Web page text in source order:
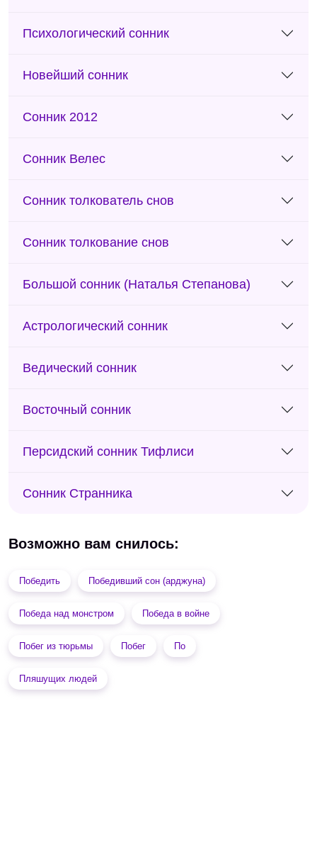
Психологический сонник
Новейший сонник
Сонник 2012
Сонник Велес
Сонник толкователь снов
Сонник толкование снов
Большой сонник (Наталья Степанова)
Астрологический сонник
Ведический сонник
Восточный сонник
Персидский сонник Тифлиси
Сонник Странника
Возможно вам снилось:
Победить Победивший сон (арджуна)
Победа над монстром Победа в войне
Побег из тюрьмы Побег По
Пляшущих людей